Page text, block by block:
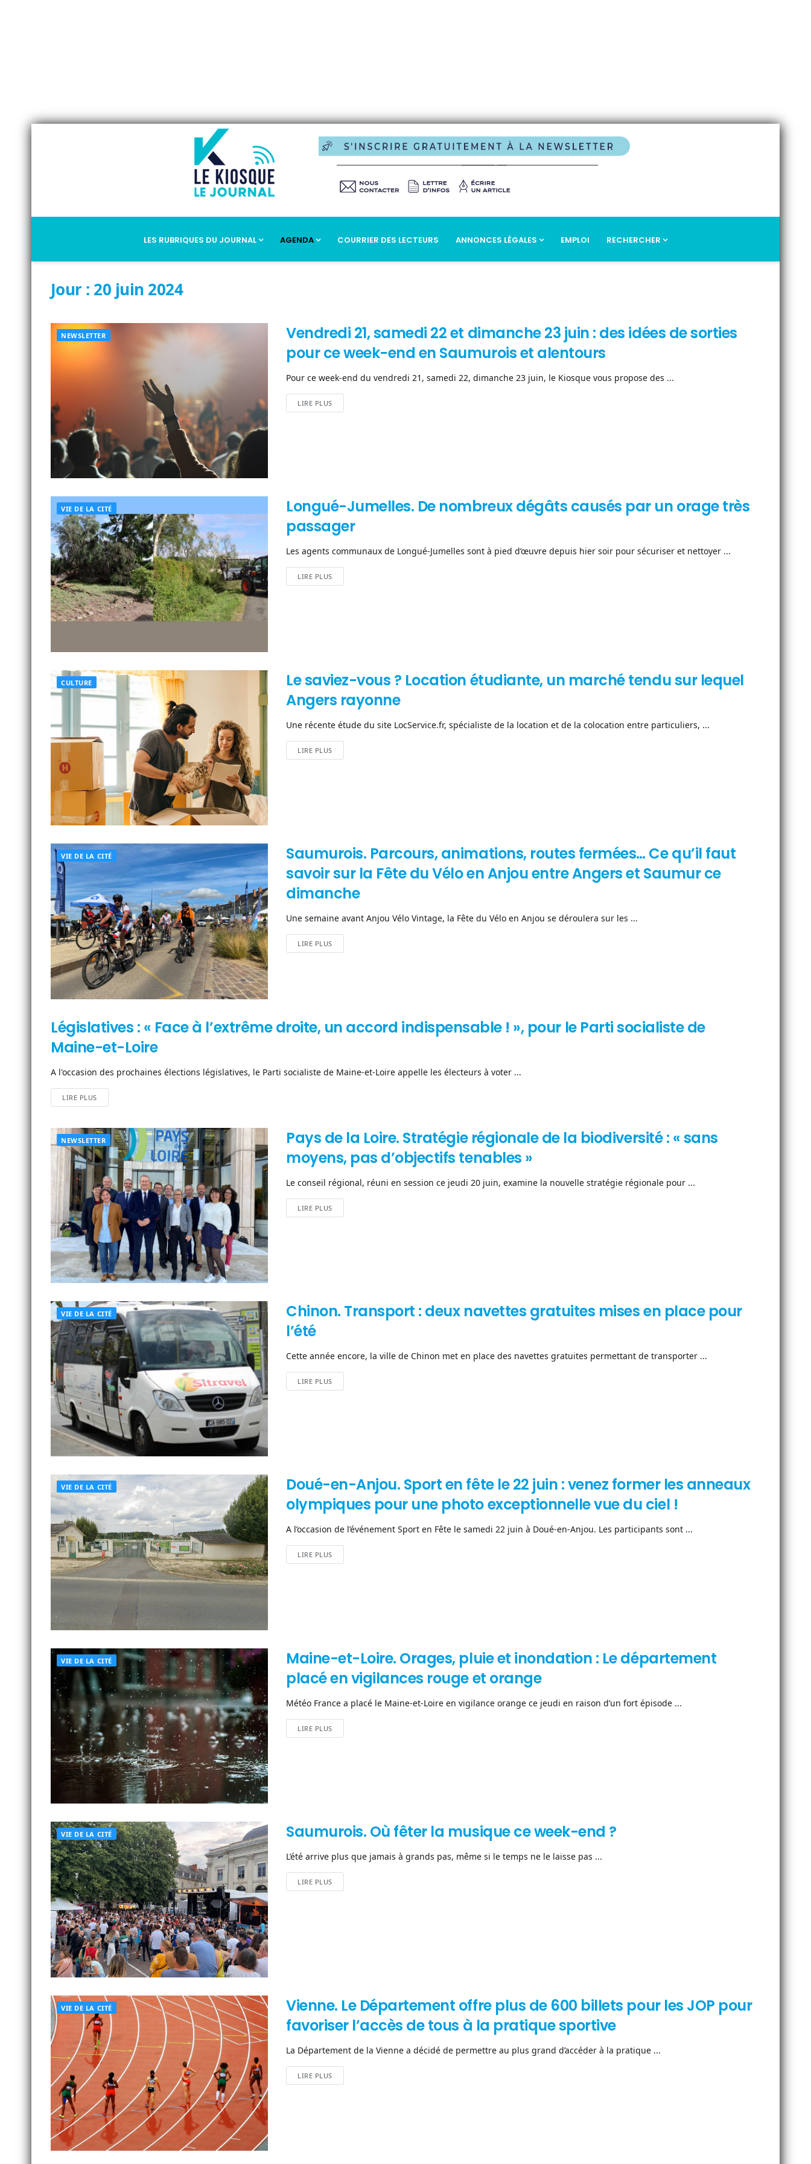
LES RUBRIQUES DU JOURNAL AGENDA COURRIER DES LECTEURS ANNONCES LÉGALES EMPLOI RECHERCHER
Jour : 20 juin 2024
NEWSLETTER
Vendredi 21, samedi 22 et dimanche 23 juin : des idées de sorties
pour ce week-end en Saumurois et alentours
Pour ce week-end du vendredi 21, samedi 22, dimanche 23 juin, le Kiosque vous propose des ...
LIRE PLUS
VIE DE LA CITÉ
Longué-Jumelles. De nombreux dégâts causés par un orage très
passager
Les agents communaux de Longué-Jumelles sont à pied d’œuvre depuis hier soir pour sécuriser et nettoyer ...
LIRE PLUS
CULTURE
Le saviez-vous ? Location étudiante, un marché tendu sur lequel
Angers rayonne
Une récente étude du site LocService.fr, spécialiste de la location et de la colocation entre particuliers, ...
LIRE PLUS
VIE DE LA CITÉ
Saumurois. Parcours, animations, routes fermées… Ce qu’il faut
savoir sur la Fête du Vélo en Anjou entre Angers et Saumur ce
dimanche
Une semaine avant Anjou Vélo Vintage, la Fête du Vélo en Anjou se déroulera sur les ...
LIRE PLUS
NEWSLETTER
Législatives : « Face à l’extrême droite, un accord indispensable ! », pour le Parti socialiste de
Maine-et-Loire
A l'occasion des prochaines élections législatives, le Parti socialiste de Maine-et-Loire appelle les électeurs à voter ...
LIRE PLUS
NEWSLETTER
Pays de la Loire. Stratégie régionale de la biodiversité : « sans
moyens, pas d’objectifs tenables »
Le conseil régional, réuni en session ce jeudi 20 juin, examine la nouvelle stratégie régionale pour ...
LIRE PLUS
VIE DE LA CITÉ
Chinon. Transport : deux navettes gratuites mises en place pour
l’été
Cette année encore, la ville de Chinon met en place des navettes gratuites permettant de transporter ...
LIRE PLUS
VIE DE LA CITÉ
Doué-en-Anjou. Sport en fête le 22 juin : venez former les anneaux
olympiques pour une photo exceptionnelle vue du ciel !
A l’occasion de l’événement Sport en Fête le samedi 22 juin à Doué-en-Anjou. Les participants sont ...
LIRE PLUS
VIE DE LA CITÉ
Maine-et-Loire. Orages, pluie et inondation : Le département
placé en vigilances rouge et orange
Météo France a placé le Maine-et-Loire en vigilance orange ce jeudi en raison d’un fort épisode ...
LIRE PLUS
VIE DE LA CITÉ Saumurois. Où fêter la musique ce week-end ?
L’été arrive plus que jamais à grands pas, même si le temps ne le laisse pas ...
LIRE PLUS
VIE DE LA CITÉ
Vienne. Le Département offre plus de 600 billets pour les JOP pour
favoriser l’accès de tous à la pratique sportive
La Département de la Vienne a décidé de permettre au plus grand d’accéder à la pratique ...
LIRE PLUS